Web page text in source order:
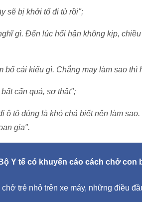
sẽ bị khởi tố đi tù rồi";
gì. Đến lúc hối hận không kịp,
bố cái kiểu gì. Chẳng may làm sao thì
cẩn quá, sợ thật";
ô tô đúng là khó chả biết nên làm
gia".
Y tế có khuyến cáo cách chở con
trẻ nhỏ trên xe máy, những điều